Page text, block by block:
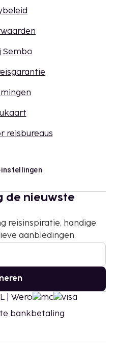
Sembo
reisbureaus
instellingen
de nieuwste
reisinspiratie, handige
aanbiedingen.